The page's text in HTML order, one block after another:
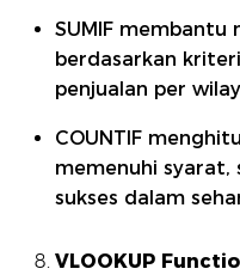
SUMIF membantu
berdasarkan
penjualan per
COUNTIF
memenuhi syarat,
sukses dalam
VLOOKUP